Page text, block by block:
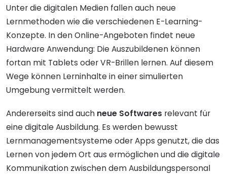
Unter die digitalen Medien fallen auch neue
Lernmethoden wie die verschiedenen E-Learning-
Konzepte. In den Online-Angeboten findet neue
Hardware Anwendung: Die Auszubildenen können
fortan mit Tablets oder VR-Brillen lernen. Auf diesem
Wege können Lerninhalte in einer simulierten
Umgebung vermittelt werden.
Andererseits sind auch neue Softwares relevant für
eine digitale Ausbildung. Es werden bewusst
Lernmanagementsysteme oder Apps genutzt, die das
Lernen von jedem Ort aus ermöglichen und die digitale
Kommunikation zwischen dem Ausbildungspersonal